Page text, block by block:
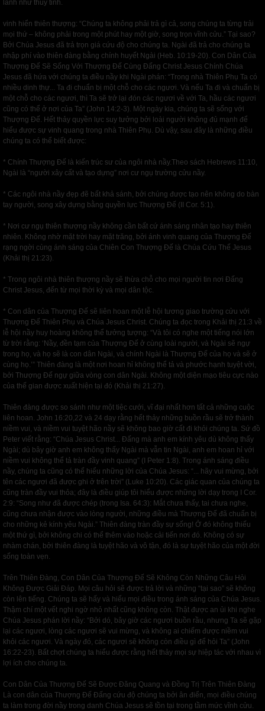
lánh như thủy tinh.
vinh hiển thiên thượng: “Chúng ta không phải trả gì cả, song chúng ta từng trải
mọi thứ – không phải trong một phút hay một giờ, song trọn vĩnh cửu.” Tại sao?
Bởi Chúa Jesus đã trả trọn giá cứu độ cho chúng ta. Ngài đã trả cho chúng ta
nhập phí vào thiên đàng bằng chính huyết Ngài (Heb. 10:19-20). Con Dân Của
Thượng Đế Sẽ Sống Với Thượng Đế Cùng Đấng Christ Jesus Chính Chúa
Jesus đã hứa với chúng ta điều nầy khi Ngài phán: “Trong nhà Thiên Phụ Ta có
nhiều dinh thự... Ta đi chuẩn bị một chỗ cho các ngươi. Và nếu Ta đi và chuẩn bị
một chỗ cho các ngươi, thì Ta sẽ trở lại đón các ngươi về với Ta, hầu các ngươi
cũng có thể ở nơi của Ta” (John 14:2-3). Một ngày kia, chúng ta sẽ sống với
Thượng Đế. Hết thảy quyền lực suy tưởng bởi loài người không đủ mạnh để
hiểu được sự vinh quang trong nhà Thiên Phụ. Dù vậy, sau đây là những điều
chúng ta có thể biết được:
* Chính Thượng Đế là kiến trúc sư của ngôi nhà nầy.Theo sách Hebrews 11:10,
Ngài là “người xây cất và tạo dựng” nơi cư ngụ trường cửu nầy.
* Các ngôi nhà nầy đẹp đẽ bất khả sánh, bởi chúng được tạo nên không do bàn
tay người, song xây dựng bằng quyền lực Thượng Đế (II Cor. 5:1).
* Nơi cư ngụ thiên thượng nầy không cần bất cứ ánh sáng nhân tạo hay thiên
nhiên. Không nhờ mặt trời hay mặt trăng, bởi ánh vinh quang của Thượng Đế
rạng ngời cùng ánh sáng của Chiên Con Thượng Đế là Chúa Cứu Thế Jesus
(Khải thị 21:23).
* Trong ngôi nhà thiên thượng nầy sẽ thừa chỗ cho mọi người tin nơi Đấng
Christ Jesus, đến từ mọi thời kỳ và mọi dân tộc.
* Con dân của Thượng Đế sẽ liên hoan một lễ hội tương giao trường cửu với
Thượng Đế Thiên Phụ và Chúa Jesus Christ. Chúng ta đọc trong Khải thị 21:3 về
lễ hội nầy huy hoàng không thể tưởng tượng: “Và tôi có nghe một tiếng nói lớn
từ trời rằng: ‘Nầy, đền tạm của Thượng Đế ở cùng loài người, và Ngài sẽ ngự
trong họ, và họ sẽ là con dân Ngài, và chính Ngài là Thượng Đế của họ và sẽ ở
cùng họ.’” Thiên đàng là một nơi hoan hỉ không thể tả và phước hạnh tuyệt vời,
bởi Thượng Đế ngự giữa vòng con dân Ngài. Không một diện mạo tiêu cực nào
của thế gian được xuất hiện tại đó (Khải thị 21:27).
Thiên đàng được so sánh như một tiệc cưới, vĩ đại nhất hơn tất cả những cuộc
liên hoan. John 16:20,22 và 24 dạy rằng hết thảy những buồn rầu sẽ trở thành
niềm vui, và niềm vui tuyệt hão nầy sẽ không bao giờ cất đi khỏi chúng ta. Sứ đồ
Peter viết rằng: “Chúa Jesus Christ... Đấng mà anh em kính yêu dù không thấy
Ngài; dù bây giờ anh em không thấy Ngài mà vẫn tin Ngài, anh em hoan hỉ với
niềm vui không thể tả tràn đầy vinh quang” (I Peter 1:8). Trong ánh sáng điều
nầy, chúng ta cũng có thể hiểu những lời của Chúa Jesus: “... hãy vui mừng, bởi
tên các ngươi đã được ghi ở trên trời” (Luke 10:20). Các giác quan của chúng ta
cũng tràn đầy vui thỏa; đây là điều giúp tôi hiểu được những lời dạy trong I Cor.
2:9: “Song như đã được chép (trong Isa. 64:3): Mắt chưa thấy, tai chưa nghe,
cũng chưa nhận được vào lòng người, những điều mà Thượng Đế đã chuẩn bị
cho những kẻ kính yêu Ngài.” Thiên đàng tràn đầy sự sống! Ở đó không thiếu
một thứ gì, bởi không chi có thể thêm vào hoặc cải tiến nơi đó. Không có sự
nhàm chán, bởi thiên đàng là tuyệt hão và vô tận, đó là sự tuyệt hão của một đời
sống toàn vẹn.
Trên Thiên Đàng, Con Dân Của Thượng Đế Sẽ Không Còn Những Câu Hỏi
Không Được Giải Đáp. Mọi câu hỏi sẽ được trả lời và những “tại sao” sẽ không
còn lên tiếng. Chúng ta sẽ hấy và hiểu mọi điều trong ánh sáng của Chúa Jesus.
Thậm chí một vết nghi ngờ nhỏ nhất cũng không còn. Thật được an ủi khi nghe
Chúa Jesus phán lời nầy: “Bởi dó, bây giờ các ngươi buồn rầu, nhưng Ta sẽ gặp
lại các ngươi, lòng các ngươi sẽ vui mừng, và không ai chiếm được niềm vui
khỏi các ngươi. Và ngày đó, các ngươi sẽ không còn điều gì để hỏi Ta” (John
16:22-23). Bất chợt chúng ta hiểu được rằng hết thảy mọi sự hiệp tác với nhau vì
lợi ích cho chúng ta.
Con Dân Của Thượng Đế Sẽ Được Đăng Quang và Đồng Trị Trên Thiên Đàng
Là con dân của Thượng Đế Đấng cứu độ chúng ta bởi ân điển, mọi điều chúng
ta làm trong đời nầy trong danh Chúa Jesus sẽ tồn tại trong tầm mức vĩnh cửu.